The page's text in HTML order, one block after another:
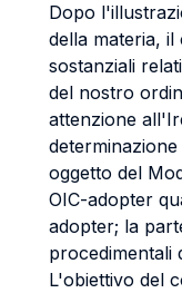
Dopo
della materia,
sostanziali
del nostro
attenzione
oggetto del
OIC-adopter
adopter; la
procedimentali
L'obiettivo del